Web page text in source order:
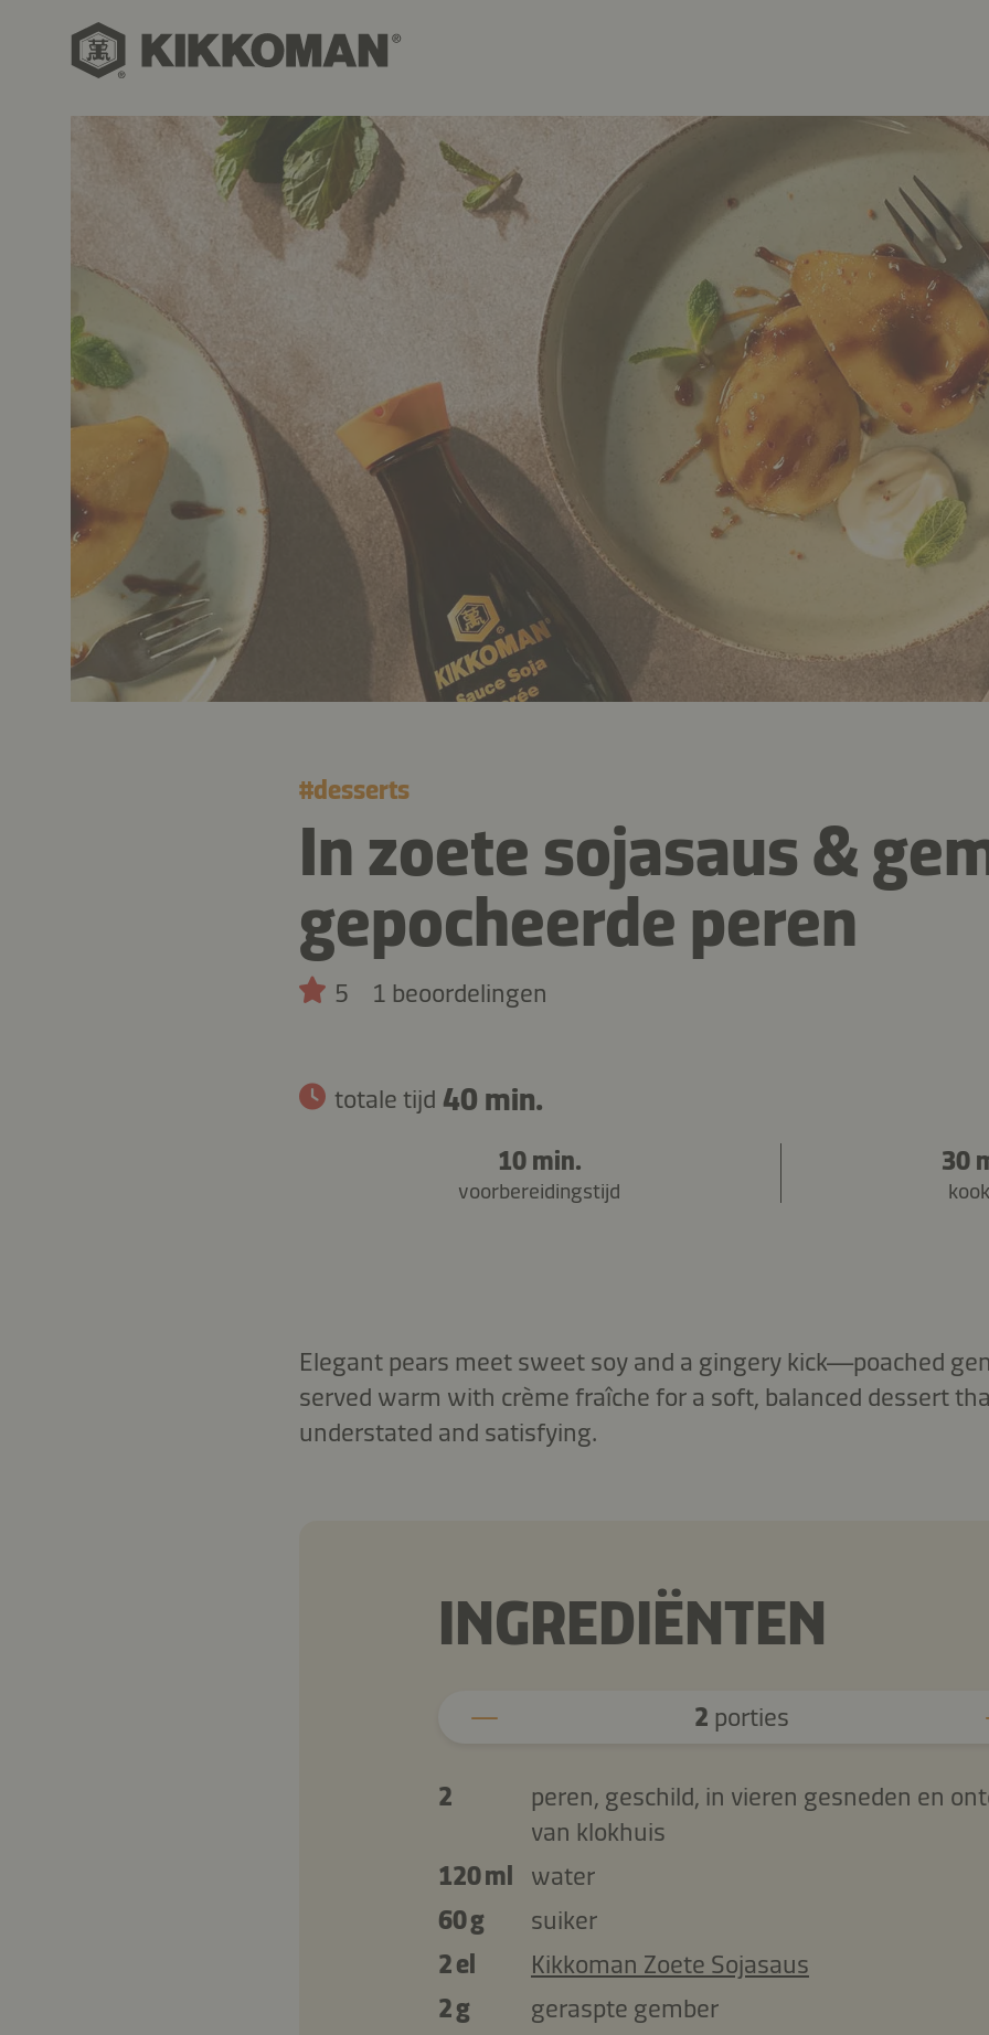
#desserts
In zoete sojasaus &
gepocheerde peren
5 1 beoordelingen
totale tijd 40 min.
10 min.
voorbereidingstijd
30
Elegant pears meet sweet soy and a gingery kick—poached
served warm with crème fraîche for a soft, balanced dessert
understated and satisfying.
INGREDIËNTEN
2 porties
2
peren, geschild, in vieren gesneden en
van klokhuis
120 ml
water
60 g
suiker
2 el
Kikkoman Zoete Sojasaus
2 g
geraspte gember